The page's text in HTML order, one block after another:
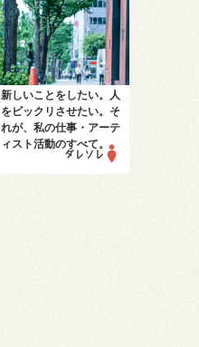
新しいことをしたい。人
をビックリさせたい。 そ
れが、私の仕事・アーテ
ィスト活動のすべて。